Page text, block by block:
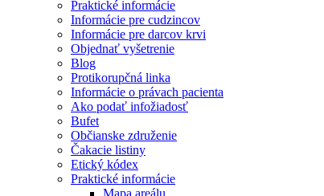
Praktické informácie
Informácie pre cudzincov
Informácie pre darcov krvi
Objednať vyšetrenie
Blog
Protikorupčná linka
Informácie o právach pacienta
Ako podať infožiadosť
Bufet
Občianske združenie
Čakacie listiny
Etický kódex
Praktické informácie
Mapa areálu